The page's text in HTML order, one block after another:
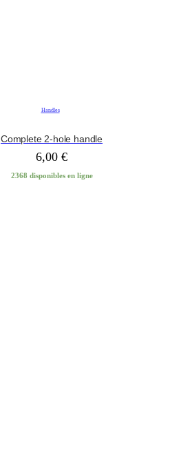
Handles
Complete 2-hole handle
6,00 €
2368 disponibles en ligne